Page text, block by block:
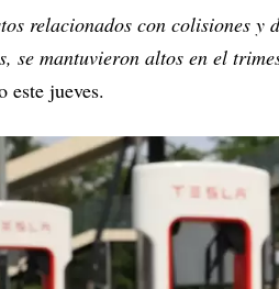
relacionados con colisiones
se mantuvieron altos en el
este jueves.